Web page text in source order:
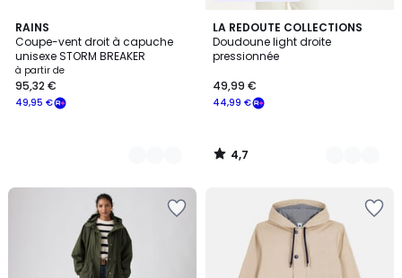
RAINS
Coupe-vent droit à capuche
unisexe STORM BREAKER
à partir de
49,95 €
95,32 €
2
Couleurs
LA REDOUTE COLLECTIONS
Doudoune light droite
pressionnée
44,99 €
49,99 €
4,7
/ 5
2
Couleurs
4,7
/